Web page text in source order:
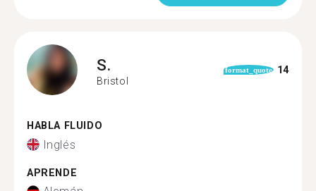
S.
Bristol
format_quote 14
HABLA FLUIDO
Inglés
APRENDE